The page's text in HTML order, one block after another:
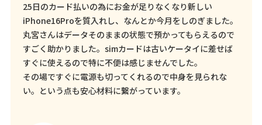
25日のカード払いの為にお金が足りなくなり新しい
iPhone16Proを質入れし、なんとか今月をしのぎました。
丸宮さんはデータそのままの状態で預かってもらえるので
すごく助かりました。simカードは古いケータイに差せば
すぐに使えるので特に不便は感じませんでした。
その場ですぐに電源も切ってくれるので中身を見られな
い。という点も安心材料に繋がっています。